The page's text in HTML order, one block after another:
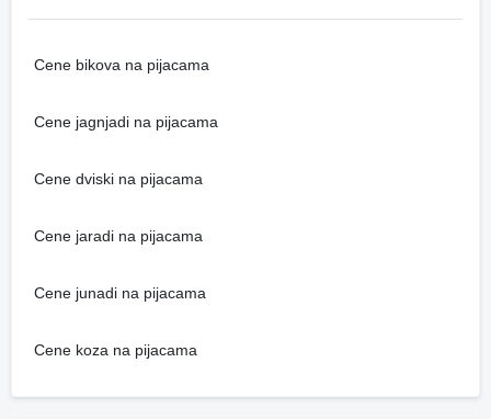
Cene bikova na pijacama
Cene jagnjadi na pijacama
Cene dviski na pijacama
Cene jaradi na pijacama
Cene junadi na pijacama
Cene koza na pijacama